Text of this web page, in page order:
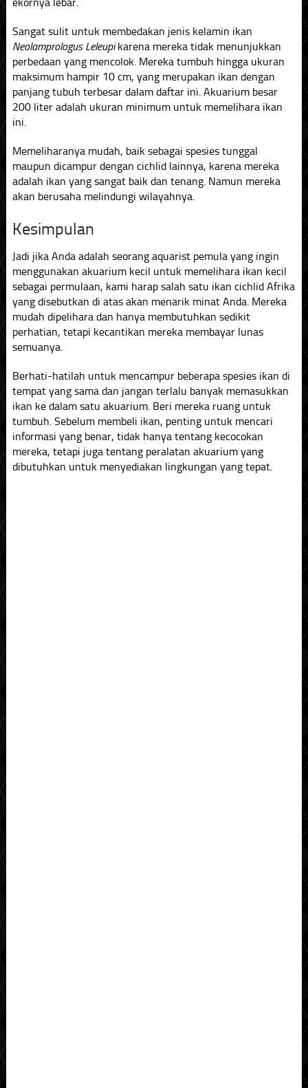
Sangat sulit untuk membedakan jenis kelamin ikan
Neolamprologus Leleupikarena mereka tidak menunjukkan
perbedaan yang mencolok. Mereka tumbuh hingga ukuran
maksimum hampir 10 cm, yang merupakan ikan dengan
panjang tubuh terbesar dalam daftar ini. Akuarium besar
200 liter adalah ukuran minimum untuk memelihara ikan
ini.
Memeliharanya mudah, baik sebagai spesies tunggal
maupun dicampur dengan cichlid lainnya, karena mereka
adalah ikan yang sangat baik dan tenang. Namun mereka
akan berusaha melindungi wilayahnya.
Kesimpulan
Jadi jika Anda adalah seorang aquarist pemula yang ingin
menggunakan akuarium kecil untuk memelihara ikan kecil
sebagai permulaan, kami harap salah satu ikan cichlid Afrika
yang disebutkan di atas akan menarik minat Anda. Mereka
mudah dipelihara dan hanya membutuhkan sedikit
perhatian, tetapi kecantikan mereka membayar lunas
semuanya.
Berhati-hatilah untuk mencampur beberapa spesies ikan di
tempat yang sama dan jangan terlalu banyak memasukkan
ikan ke dalam satu akuarium. Beri mereka ruang untuk
tumbuh. Sebelum membeli ikan, penting untuk mencari
informasi yang benar, tidak hanya tentang kecocokan
mereka, tetapi juga tentang peralatan akuarium yang
dibutuhkan untuk menyediakan lingkungan yang tepat.